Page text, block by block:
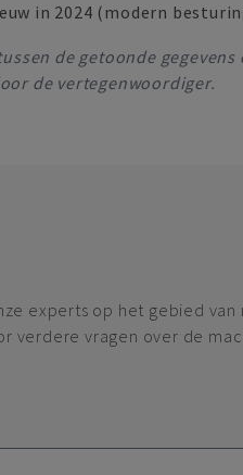
in 2024 (modern
de getoonde
de vertegenwoordiger.
experts op het gebied
verdere vragen over de